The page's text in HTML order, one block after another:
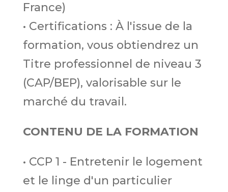
France)
• Certifications : À l'issue de la
formation, vous obtiendrez un
Titre professionnel de niveau 3
(CAP/BEP), valorisable sur le
marché du travail.
CONTENU DE LA FORMATION
• CCP 1 - Entretenir le logement
et le linge d'un particulier